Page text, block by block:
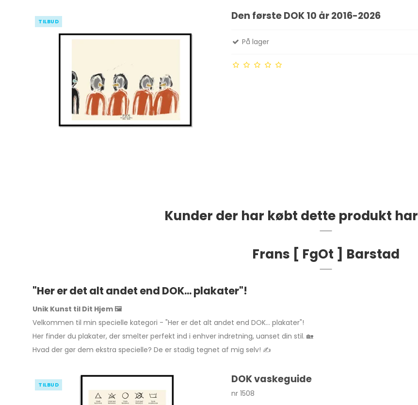
TILBUD Den første DOK 10 år 2016-2026
På lager
Kunder der har købt dette produkt
Frans [ FgOt ] Barstad
"Her er det alt andet end DOK... plakater"!
Unik Kunst til Dit Hjem 🖼️
Velkommen til min specielle kategori - "Her er det alt andet end DOK... plakater"!
Her finder du plakater, der smelter perfekt ind i enhver indretning, uanset din stil. 🏡
Hvad der gør dem ekstra specielle? De er stadig tegnet af mig selv! ✍️
TILBUD DOK vaskeguide
nr 1508